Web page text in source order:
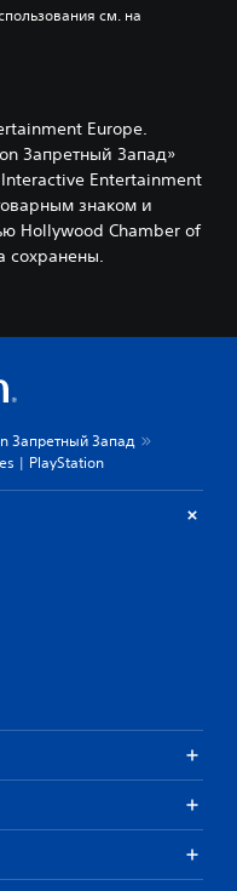
см. на
Europe.
Запретный Запад»
Entertainment
знаком и
Hollywood Chamber of
сохранены.
Запретный Запад
| PlayStation